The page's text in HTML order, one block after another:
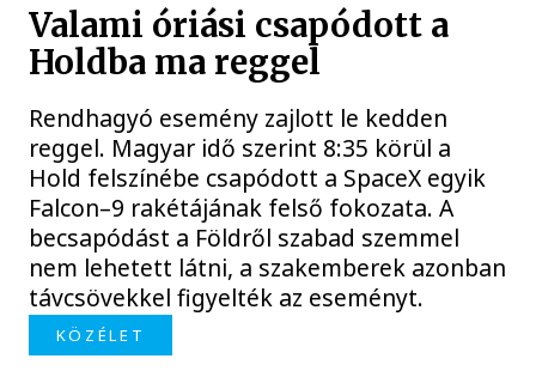
Valami óriási csapódott a
Holdba ma reggel
Rendhagyó esemény zajlott le kedden
reggel. Magyar idő szerint 8:35 körül a
Hold felszínébe csapódott a SpaceX egyik
Falcon–9 rakétájának felső fokozata. A
becsapódást a Földről szabad szemmel
nem lehetett látni, a szakemberek azonban
távcsövekkel figyelték az eseményt.
KÖZÉLET